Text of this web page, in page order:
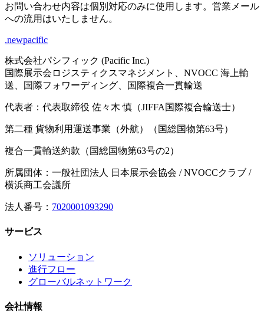
お問い合わせ内容は個別対応のみに使用します。営業メール
への流用はいたしません。
.newpacific
株式会社パシフィック (Pacific Inc.)
国際展示会ロジスティクスマネジメント、NVOCC 海上輸
送、国際フォワーディング、国際複合一貫輸送
代表者：代表取締役 佐々木 慎（JIFFA国際複合輸送士）
第二種 貨物利用運送事業（外航）（国総国物第63号）
複合一貫輸送約款（国総国物第63号の2）
所属団体：一般社団法人 日本展示会協会 / NVOCCクラブ /
横浜商工会議所
法人番号： 7020001093290
サービス
ソリューション
進行フロー
グローバルネットワーク
会社情報